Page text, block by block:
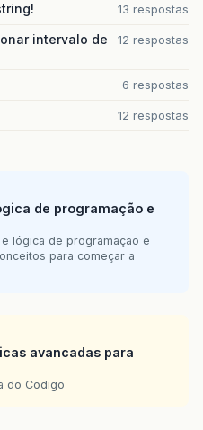
13 respostas
intervalo de
12 respostas
6 respostas
12 respostas
de programação e
lógica de programação e
para começar a
avancadas para
do Codigo